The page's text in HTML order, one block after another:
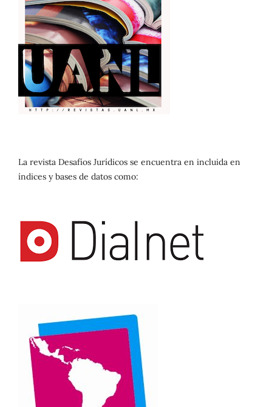
La revista Desafíos Jurídicos se encuentra en incluida en
índices y bases de datos como: